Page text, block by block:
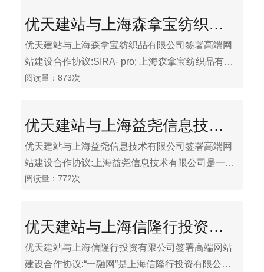
优天建站与上海森拿宝纺织品有限公司签署高端网站建设合作协议
优天建站与上海森拿宝纺织品有限公司签署高端网
站建设合作协议:SIRA- pro; 上海森拿宝纺织品有限
公司, 经过几年时间在中国各地市场的研究, , 正式于
熟地区, 所以对企业发展是首选的地方. SIRA-pro源
于欧洲, 发展在亚洲, 现放眼在神州, 只因对中国的市
场经济发展充满信心, 是个重要经济发展市场。
阅读量：873次
优天建站与上海益尧信息技术有限公司签署高端网站建设合作协议
优天建站与上海益尧信息技术有限公司签署高端网
站建设合作协议:上海益尧信息技术有限公司是一家
研发，生产，代理销售及工程服务于一体，专业提
盗系统、综合布线等信息化解决方案。通过多年的
努力，公司以优质产品和优良的技术服务，得到广
大用户的普遍肯定。同时，公司自身成长为具有较
阅读量：772次
优天建站与上海信隆行投资有限公司签署高端网站建设合作协议
优天建站与上海信隆行投资有限公司签署高端网站
建设合作协议:“一融网”是上海信隆行投资有限公司